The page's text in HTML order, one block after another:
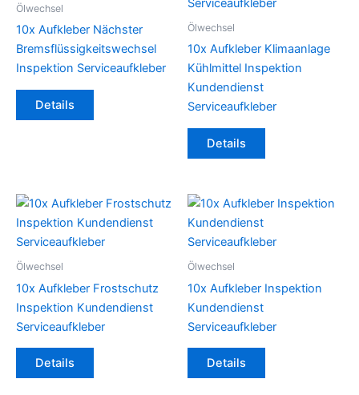
Ölwechsel
10x Aufkleber Nächster
Bremsflüssigkeitswechsel
Inspektion Serviceaufkleber
Details
Ölwechsel
10x Aufkleber Klimaanlage
Kühlmittel Inspektion
Kundendienst
Serviceaufkleber
Details
Ölwechsel
10x Aufkleber Frostschutz
Inspektion Kundendienst
Serviceaufkleber
Details
Ölwechsel
10x Aufkleber Inspektion
Kundendienst
Serviceaufkleber
Details